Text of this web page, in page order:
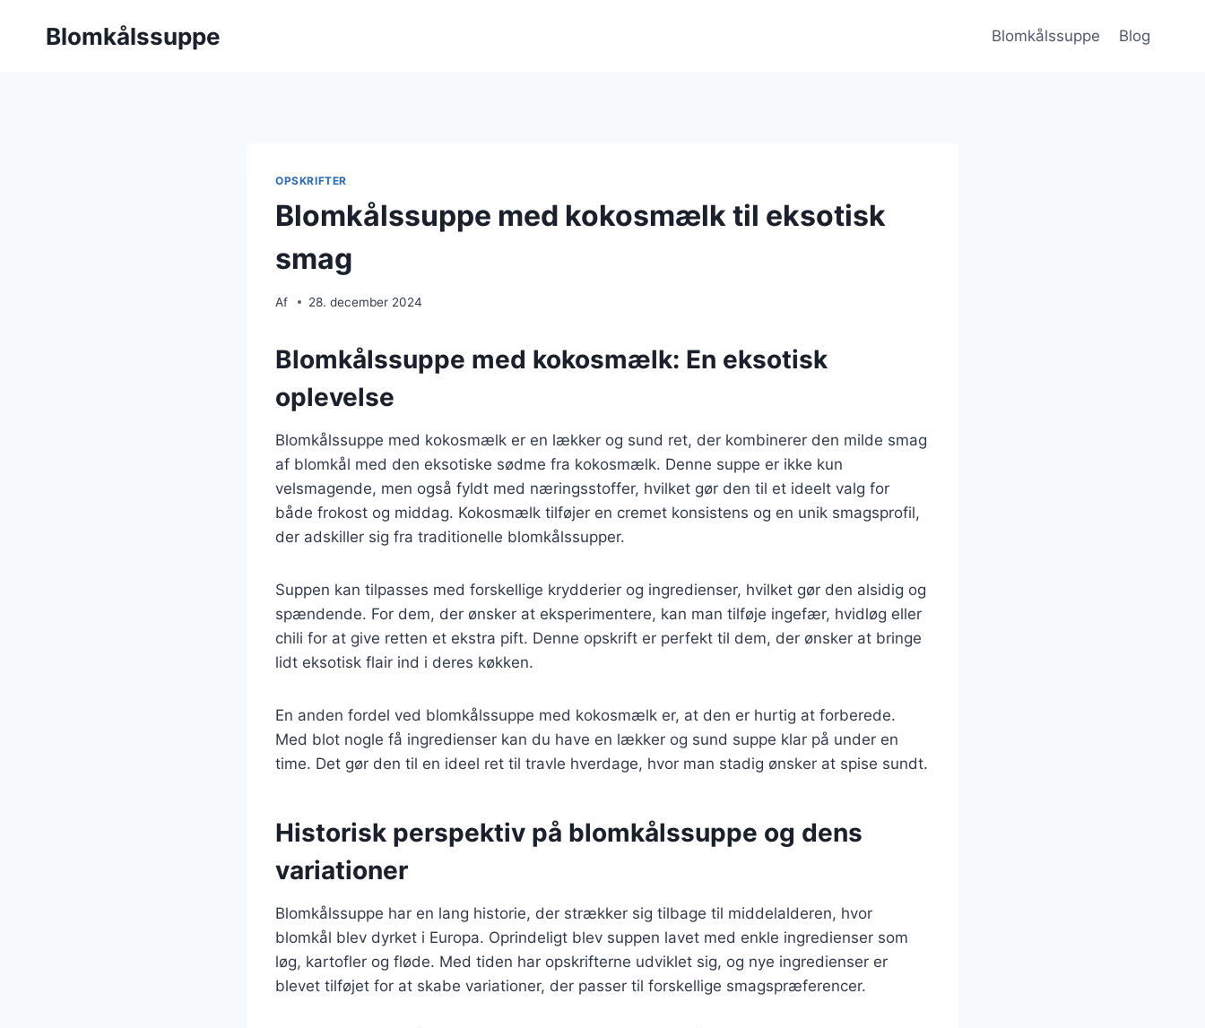
Blomkålssuppe Blomkålssuppe Blog
OPSKRIFTER
Blomkålssuppe med kokosmælk til eksotisk
smag
Af 28. december 2024
Blomkålssuppe med kokosmælk: En eksotisk
oplevelse
Blomkålssuppe med kokosmælk er en lækker og sund ret, der kombinerer den milde smag
af blomkål med den eksotiske sødme fra kokosmælk. Denne suppe er ikke kun
velsmagende, men også fyldt med næringsstoffer, hvilket gør den til et ideelt valg for
både frokost og middag. Kokosmælk tilføjer en cremet konsistens og en unik smagsprofil,
der adskiller sig fra traditionelle blomkålssupper.
Suppen kan tilpasses med forskellige krydderier og ingredienser, hvilket gør den alsidig og
spændende. For dem, der ønsker at eksperimentere, kan man tilføje ingefær, hvidløg eller
chili for at give retten et ekstra pift. Denne opskrift er perfekt til dem, der ønsker at bringe
lidt eksotisk flair ind i deres køkken.
En anden fordel ved blomkålssuppe med kokosmælk er, at den er hurtig at forberede.
Med blot nogle få ingredienser kan du have en lækker og sund suppe klar på under en
time. Det gør den til en ideel ret til travle hverdage, hvor man stadig ønsker at spise sundt.
Historisk perspektiv på blomkålssuppe og dens
variationer
Blomkålssuppe har en lang historie, der strækker sig tilbage til middelalderen, hvor
blomkål blev dyrket i Europa. Oprindeligt blev suppen lavet med enkle ingredienser som
løg, kartofler og fløde. Med tiden har opskrifterne udviklet sig, og nye ingredienser er
blevet tilføjet for at skabe variationer, der passer til forskellige smagspræferencer.